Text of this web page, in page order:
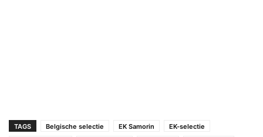
TAGS Belgische selectie EK Samorin
EK-selectie